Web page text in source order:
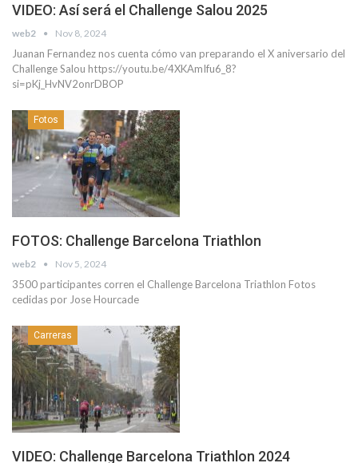
VIDEO: Así será el Challenge Salou 2025
web2 Nov 8, 2024
Juanan Fernandez nos cuenta cómo van preparando el X aniversario del
Challenge Salou https://youtu.be/4XKAmIfu6_8?
si=pKj_HvNV2onrDBOP
Fotos
FOTOS: Challenge Barcelona Triathlon
web2 Nov 5, 2024
3500 participantes corren el Challenge Barcelona Triathlon Fotos
cedidas por Jose Hourcade
Carreras
VIDEO: Challenge Barcelona Triathlon 2024